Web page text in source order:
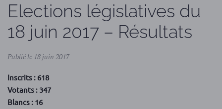
Elections législatives du
18 juin 2017 – Résultats
Publié le 18 juin 2017
Inscrits : 618
Votants : 347
Blancs : 16